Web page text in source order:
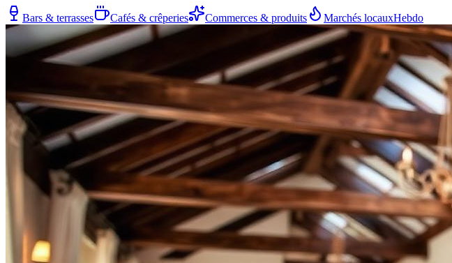
Bars & terrasses Cafés & crêperies Commerces & produits Marchés locauxHebdo